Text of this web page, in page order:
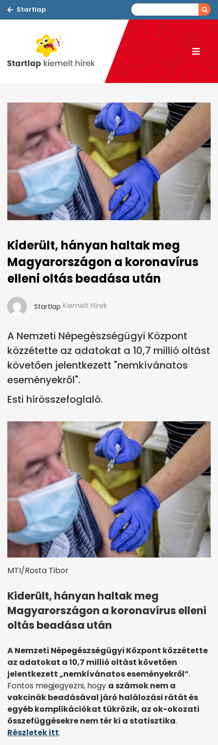
Startlap
Kiderült, hányan haltak meg
Magyarországon a koronavírus
elleni oltás beadása után
Startlap Kiemelt Hírek
A Nemzeti Népegészségügyi Központ
közzétette az adatokat a 10,7 millió oltást
követően jelentkezett "nemkívánatos
eseményekről".
Esti hírösszefoglaló.
MTI/Rosta Tibor
Kiderült, hányan haltak meg
Magyarországon a koronavírus elleni
oltás beadása után
A Nemzeti Népegészségügyi Központ közzétette
az adatokat a 10,7 millió oltást követően
jelentkezett „nemkívánatos eseményekről”.
Fontos megjegyezni, hogy a számok nem a
vakcinák beadásával járó halálozási rátát és
egyéb komplikációkat tükrözik, az ok-okozati
összefüggésekre nem tér ki a statisztika.
Részletek itt.